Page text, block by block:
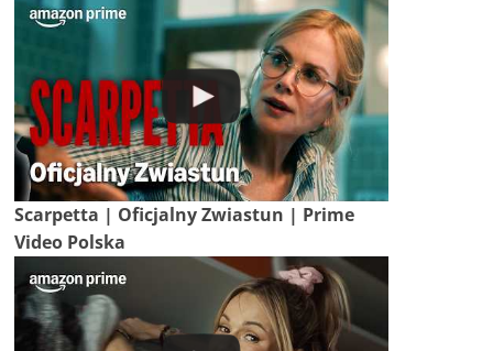
Scarpetta | Oficjalny Zwiastun | Prime
Video Polska